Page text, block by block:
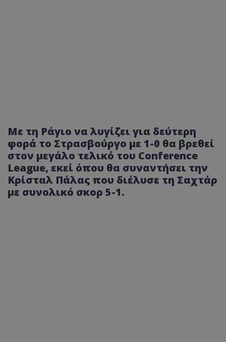
Με τη Ράγιο να λυγίζει για δεύτερη
φορά το Στρασβούργο με 1-0 θα βρεθεί
στον μεγάλο τελικό του Conference
League, εκεί όπου θα συναντήσει την
Κρίσταλ Πάλας που διέλυσε τη Σαχτάρ
με συνολικό σκορ 5-1.